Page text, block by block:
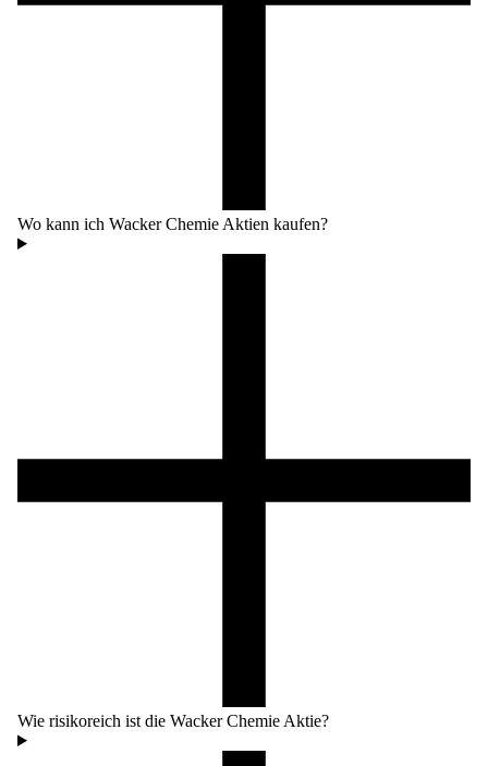
Wo kann ich Wacker Chemie Aktien kaufen?
Wie risikoreich ist die Wacker Chemie Aktie?